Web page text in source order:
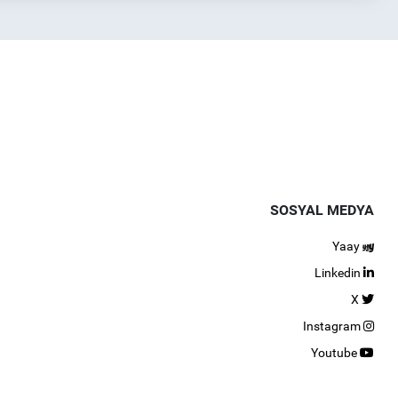
SOSYAL MEDYA
Yaay
Linkedin
X
Instagram
Youtube